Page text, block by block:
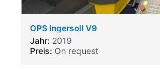
OPS Ingersoll V9
Jahr: 2019
Preis: On request